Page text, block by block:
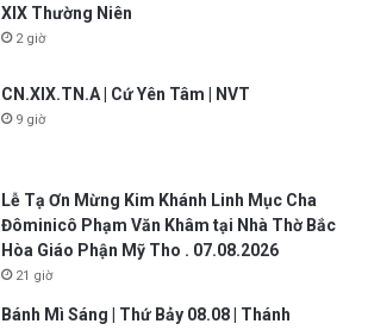
XIX Thường Niên
2 giờ
CN.XIX.TN.A | Cứ Yên Tâm | NVT
9 giờ
Lễ Tạ Ơn Mừng Kim Khánh Linh Mục Cha
Đôminicô Phạm Văn Khâm tại Nhà Thờ Bắc
Hòa Giáo Phận Mỹ Tho . 07.08.2026
21 giờ
Bánh Mì Sáng | Thứ Bảy 08.08 | Thánh